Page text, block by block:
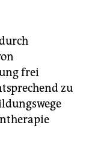
frei
zu